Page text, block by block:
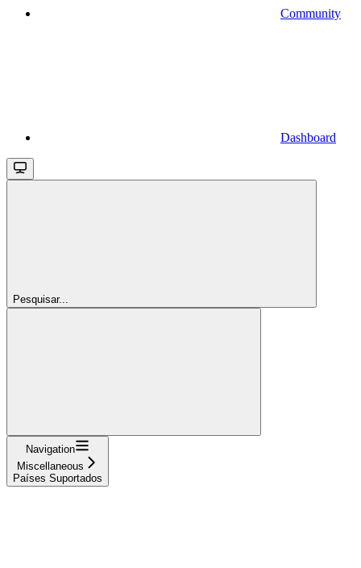
Community
Dashboard
Pesquisar...
Navigation
Miscellaneous
Países Suportados